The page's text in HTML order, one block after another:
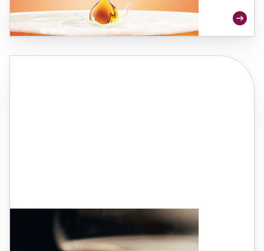
Oxigenación controlada de los mostos